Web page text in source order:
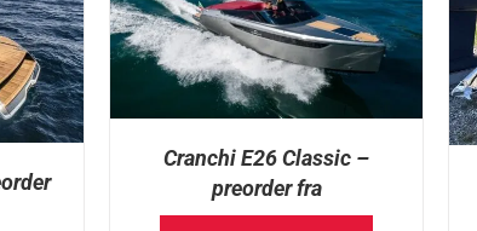
Cranchi E26 Classic –
preorder fra